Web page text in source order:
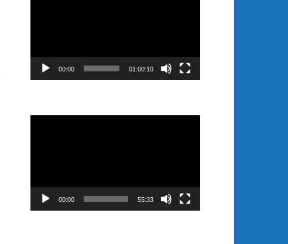
00:00 01:00:10
00:00 55:33